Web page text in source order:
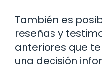
También es
reseñas y
anteriores que
una decisión